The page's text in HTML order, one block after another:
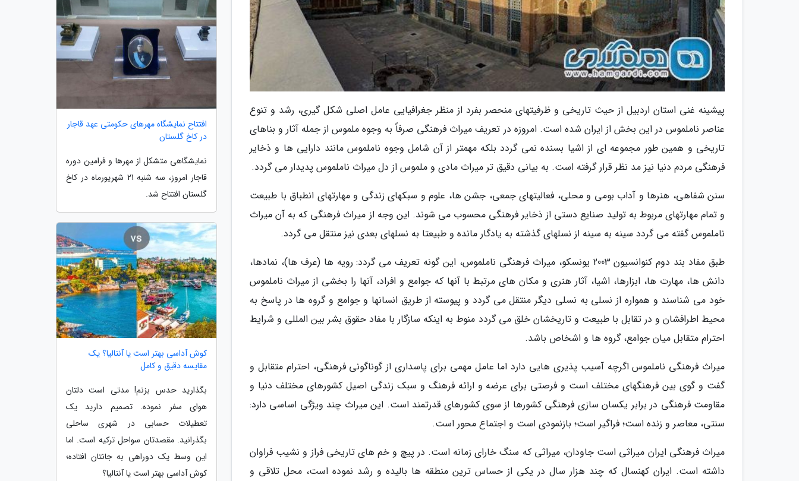
پیشینه غنی استان اردبیل از حیث تاریخی و ظرفیتهای منحصر بفرد از منظر جغرافیایی عامل اصلی شکل گیری، رشد و تنوع
عناصر ناملموس در این بخش از ایران شده است. امروزه در تعریف میراث فرهنگی صرفاً به وجوه ملموس از جمله آثار و بناهای
تاریخی و همین طور مجموعه ای از اشیا بسنده نمی گردد بلکه مهمتر از آن شامل وجوه ناملموس مانند دارایی ها و ذخایر
فرهنگی مردم دنیا نیز مد نظر قرار گرفته است. به بیانی دقیق تر میراث مادی و ملموس از دل میراث ناملموس پدیدار می گردد.
سنن شفاهی، هنرها و آداب بومی و محلی، فعالیتهای جمعی، جشن ها، علوم و سبکهای زندگی و مهارتهای انطباق با طبیعت
و تمام مهارتهای مربوط به تولید صنایع دستی از ذخایر فرهنگی محسوب می شوند. این وجه از میراث فرهنگی که به آن میراث
ناملموس گفته می گردد سینه به سینه از نسلهای گذشته به یادگار مانده و طبیعتا به نسلهای بعدی نیز منتقل می گردد.
طبق مفاد بند دوم کنوانسیون 2003 یونسکو، میراث فرهنگی ناملموس، این گونه تعریف می گردد: رویه ها (عرف ها)، نمادها،
دانش ها، مهارت ها، ابزارها، اشیا، آثار هنری و مکان های مرتبط با آنها که جوامع و افراد، آنها را بخشی از میراث ناملموس
خود می شناسند و همواره از نسلی به نسلی دیگر منتقل می گردد و پیوسته از طریق انسانها و جوامع و گروه ها در پاسخ به
محیط اطرافشان و در تقابل با طبیعت و تاریخشان خلق می گردد منوط به اینکه سازگار با مفاد حقوق بشر بین المللی و شرایط
احترام متقابل میان جوامع، گروه ها و اشخاص باشد.
میراث فرهنگی ناملموس اگرچه آسیب پذیری هایی دارد اما عامل مهمی برای پاسداری از گوناگونی فرهنگی، احترام متقابل و
گفت و گوی بین فرهنگهای مختلف است و فرصتی برای عرضه و ارائه فرهنگ و سبک زندگی اصیل کشورهای مختلف دنیا و
مقاومت فرهنگی در برابر یکسان سازی فرهنگی کشورها از سوی کشورهای قدرتمند است. این میراث چند ویژگی اساسی دارد:
سنتی، معاصر و زنده است؛ فراگیر است؛ بازنمودی است و اجتماع محور است.
میراث فرهنگی ایران میراثی است جاودان، میراثی که سنگ خارای زمانه است. در پیچ و خم های تاریخی فراز و نشیب فراوان
داشته است. ایران کهنسال که چند هزار سال در یکی از حساس ترین منطقه ها بالیده و رشد نموده است، محل تلاقی و
افتتاح نمایشگاه مهرهای حکومتی عهد قاجار
در کاخ گلستان
نمایشگاهی متشکل از مهرها و فرامین دوره
قاجار امروز، سه شنبه 21 شهریورماه در کاخ
گلستان افتتاح شد.
کوش آداسی بهتر است یا آنتالیا؟ یک
مقایسه دقیق و کامل
بگذارید حدس بزنم! مدتی است دلتان
هوای سفر نموده. تصمیم دارید یک
تعطیلات حسابی در شهری ساحلی
بگذرانید. مقصدتان سواحل ترکیه است. اما
این وسط یک دوراهی به جانتان افتاده؛
کوش آداسی بهتر است یا آنتالیا؟